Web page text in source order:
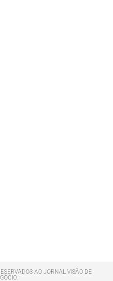
AO JORNAL VISÃO DE